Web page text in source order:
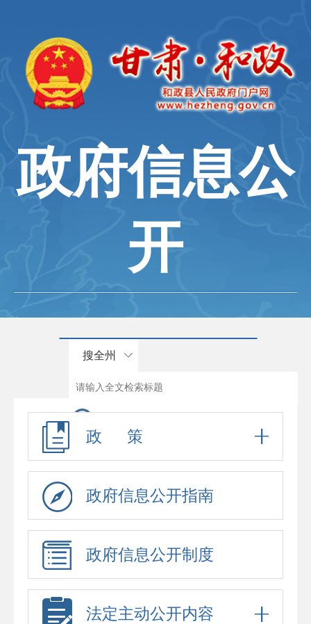
政府信息公
开
搜全州
政 策
政府信息公开指南
政府信息公开制度
法定主动公开内容